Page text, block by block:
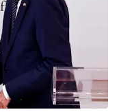
sản
Việt
bằng AI